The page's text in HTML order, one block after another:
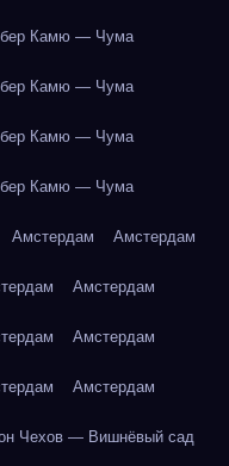
Камю — Чума
Камю — Чума
Камю — Чума
Камю — Чума
Амстердам Амстердам
Амстердам
Амстердам
Амстердам
Чехов — Вишнёвый сад